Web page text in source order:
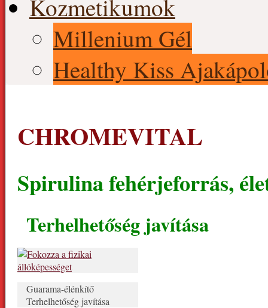
Kozmetikumok
Millenium Gél
Healthy Kiss
CHROMEVITAL
Spirulina fehérjeforrás,
Terhelhetőség javítása
Guarama-élénkítő
Terhelhetőség javítása